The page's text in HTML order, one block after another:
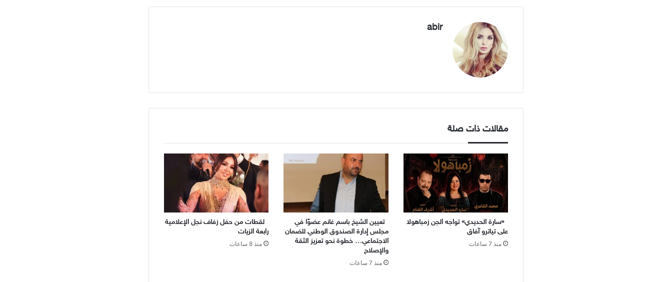
abir
مقالات ذات صلة
«سارة الحديدي» تواجه الجن زمباهولا
على تياترو آفاق
منذ 7 ساعات
تعيين الشيخ باسم غانم عضوًا في
مجلس إدارة الصندوق الوطني للضمان
الاجتماعي… خطوة نحو تعزيز الثقة
والإصلاح
منذ 7 ساعات
لقطات من حفل زفاف نجل الإعلامية
رابعة الزيات
منذ 8 ساعات